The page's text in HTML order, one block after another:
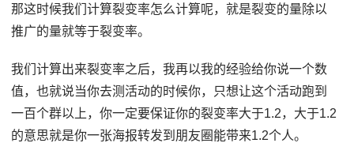
那这时候我们计算裂变率怎么计算呢，就是裂变的量除以
推广的量就等于裂变率。
我们计算出来裂变率之后，我再以我的经验给你说一个数
值，也就说当你去测活动的时候你，只想让这个活动跑到
一百个群以上，你一定要保证你的裂变率大于1.2，大于1.2
的意思就是你一张海报转发到朋友圈能带来1.2个人。